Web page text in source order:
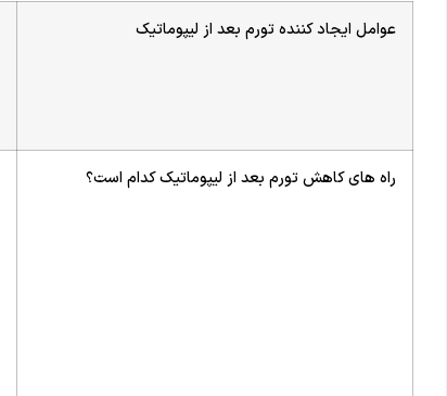
عوامل ایجاد کننده تورم بعد از لیپوماتیک
راه های کاهش تورم بعد از لیپوماتیک کدام است؟